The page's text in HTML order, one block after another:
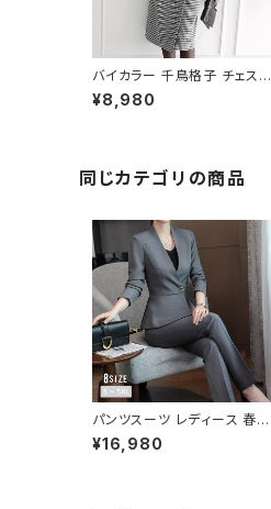
バイカラー 千鳥格子 チェスタ
ーコート C-JAW1008
¥8,980
同じカテゴリの商品
パンツスーツ レディース 春夏
秋冬 春 夏 秋 冬 黒 紺 スーツ
上下セット 2点セット ジャケッ
¥16,980